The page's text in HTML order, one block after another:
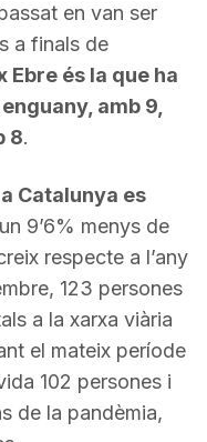
en van ser
a finals de
Ebre és la que ha
amb 9,
8.
Catalunya es
9’6% menys de
respecte a l’any
123 persones
a la xarxa viària
el mateix període
102 persones i
de la pandèmia,